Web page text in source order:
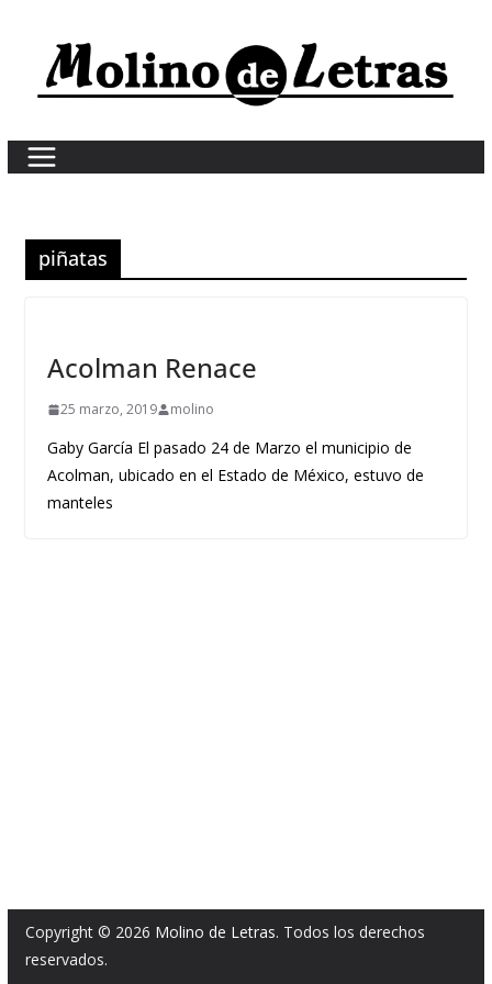
content
piñatas
Acolman Renace
25 marzo, 2019 molino
Gaby García El pasado 24 de Marzo el municipio de
Acolman, ubicado en el Estado de México, estuvo de
manteles
Copyright © 2026 Molino de Letras. Todos los derechos
reservados.